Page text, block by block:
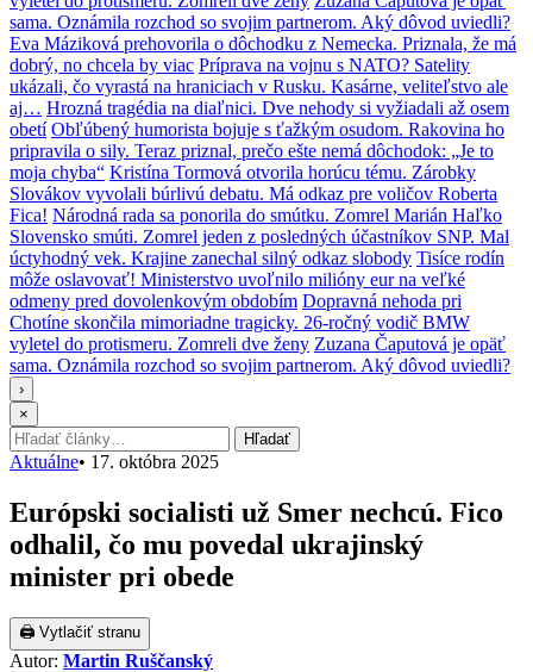
sama. Oznámila rozchod so svojim partnerom. Aký dôvod uviedli?
Eva Máziková prehovorila o dôchodku z Nemecka. Priznala, že má
dobrý, no chcela by viac Príprava na vojnu s NATO? Satelity
ukázali, čo vyrastá na hraniciach v Rusku. Kasárne, veliteľstvo ale
aj… Hrozná tragédia na diaľnici. Dve nehody si vyžiadali až osem
obetí Obľúbený humorista bojuje s ťažkým osudom. Rakovina ho
pripravila o sily. Teraz priznal, prečo ešte nemá dôchodok: „Je to
moja chyba“ Kristína Tormová otvorila horúcu tému. Zárobky
Slovákov vyvolali búrlivú debatu. Má odkaz pre voličov Roberta
Fica! Národná rada sa ponorila do smútku. Zomrel Marián Haľko
Slovensko smúti. Zomrel jeden z posledných účastníkov SNP. Mal
úctyhodný vek. Krajine zanechal silný odkaz slobody Tisíce rodín
môže oslavovať! Ministerstvo uvoľnilo milióny eur na veľké
odmeny pred dovolenkovým obdobím Dopravná nehoda pri
Chotíne skončila mimoriadne tragicky. 26-ročný vodič BMW
vyletel do protismeru. Zomreli dve ženy Zuzana Čaputová je opäť
sama. Oznámila rozchod so svojim partnerom. Aký dôvod uviedli?
›
×
Hľadať: Hľadať
Aktuálne• 17. októbra 2025
Európski socialisti už Smer nechcú. Fico
odhalil, čo mu povedal ukrajinský
minister pri obede
🖨 Vytlačiť stranu
Autor: Martin Ruščanský